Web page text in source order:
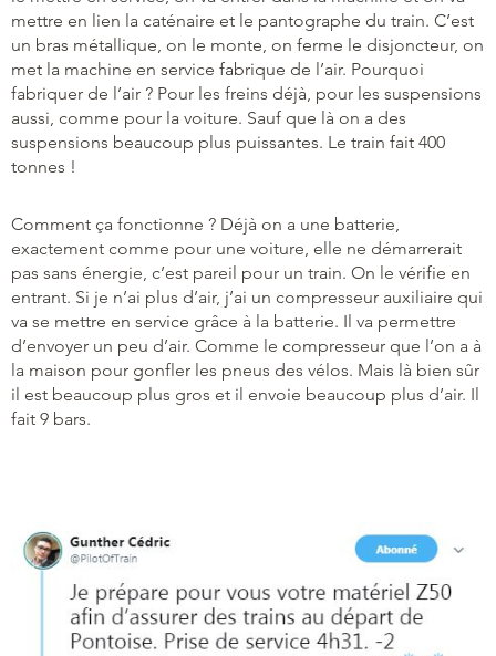
mettre en lien la caténaire et le pantographe du train. C’est
un bras métallique, on le monte, on ferme le disjoncteur, on
met la machine en service fabrique de l’air. Pourquoi
fabriquer de l’air ? Pour les freins déjà, pour les suspensions
aussi, comme pour la voiture. Sauf que là on a des
suspensions beaucoup plus puissantes. Le train fait 400
tonnes !
Comment ça fonctionne ? Déjà on a une batterie,
exactement comme pour une voiture, elle ne démarrerait
pas sans énergie, c’est pareil pour un train. On le vérifie en
entrant. Si je n’ai plus d’air, j’ai un compresseur auxiliaire qui
va se mettre en service grâce à la batterie. Il va permettre
d’envoyer un peu d’air. Comme le compresseur que l’on a à
la maison pour gonfler les pneus des vélos. Mais là bien sûr
il est beaucoup plus gros et il envoie beaucoup plus d’air. Il
fait 9 bars.